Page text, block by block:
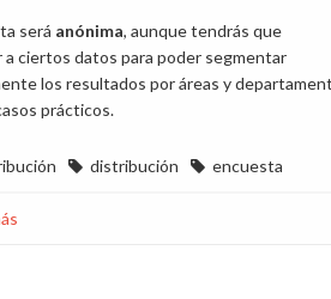
será anónima, aunque tendrás que
a ciertos datos para poder segmentar
los resultados por áreas y
prácticos.
distribución encuesta